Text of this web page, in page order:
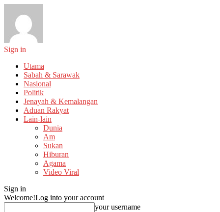
Sign in
Utama
Sabah & Sarawak
Nasional
Politik
Jenayah & Kemalangan
Aduan Rakyat
Lain-lain
Dunia
Am
Sukan
Hiburan
Agama
Video Viral
Sign in
Welcome!Log into your account
your username